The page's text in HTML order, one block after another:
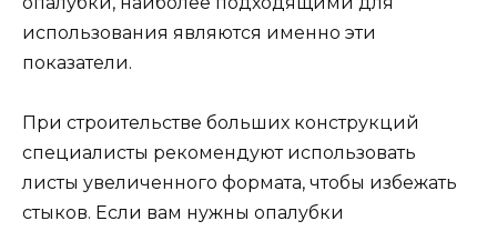
использования являются именно эти
показатели.
При строительстве больших конструкций
специалисты рекомендуют использовать
листы увеличенного формата, чтобы избежать
стыков. Если вам нужны опалубки